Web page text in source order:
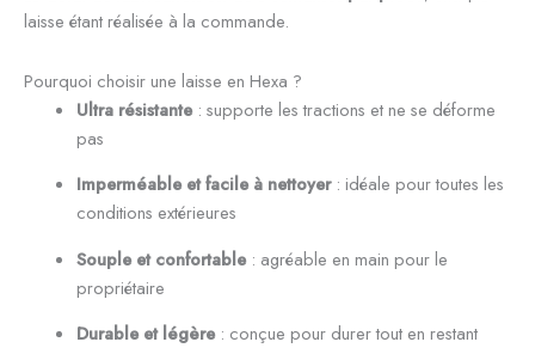
laisse étant réalisée à la commande.
Pourquoi choisir une laisse en Hexa ?
Ultra résistante: supporte les tractions et ne se déforme
pas
Imperméable et facile à nettoyer: idéale pour toutes les
conditions extérieures
Souple et confortable: agréable en main pour le
propriétaire
Durable et légère: conçue pour durer tout en restant